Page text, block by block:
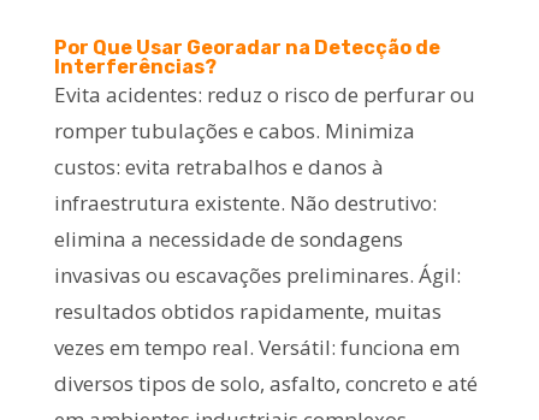
Por Que Usar Georadar na Detecção de
Interferências?
Evita acidentes: reduz o risco de perfurar ou
romper tubulações e cabos. Minimiza
custos: evita retrabalhos e danos à
infraestrutura existente. Não destrutivo:
elimina a necessidade de sondagens
invasivas ou escavações preliminares. Ágil:
resultados obtidos rapidamente, muitas
vezes em tempo real. Versátil: funciona em
diversos tipos de solo, asfalto, concreto e até